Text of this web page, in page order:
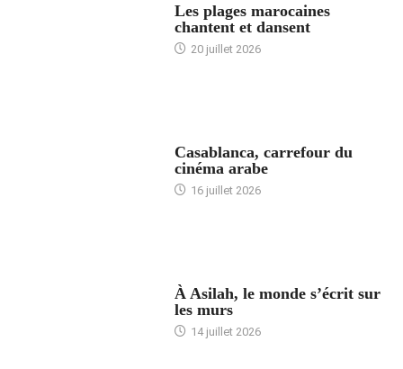
Les plages marocaines
chantent et dansent
20 juillet 2026
Casablanca, carrefour du
cinéma arabe
16 juillet 2026
À Asilah, le monde s’écrit sur
les murs
14 juillet 2026